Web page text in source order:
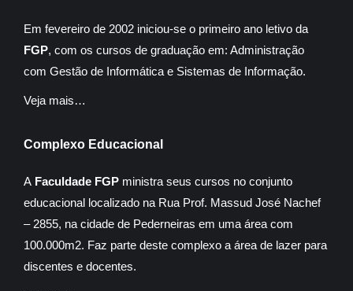
Em fevereiro de 2002 iniciou-se o primeiro ano letivo da
FGP, com os cursos de graduação em: Administração
com Gestão de Informática e Sistemas de Informação.
Veja mais…
Complexo Educacional
A Faculdade FGP ministra seus cursos no conjunto
educacional localizado na Rua Prof. Massud José Nachef
– 2855, na cidade de Pederneiras em uma área com
100.000m2. Faz parte deste complexo a área de lazer para
discentes e docentes.